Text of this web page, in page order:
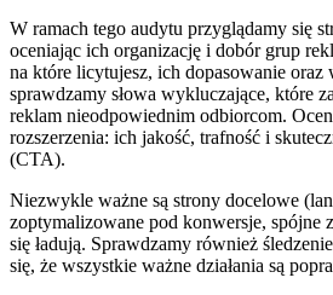
W ramach tego audytu przyglądamy się
oceniając ich organizację i dobór grup
na które licytujesz, ich dopasowanie
sprawdzamy słowa wykluczające, które
reklam nieodpowiednim odbiorcom.
rozszerzenia: ich jakość, trafność i
(CTA).
Niezwykle ważne są strony docelowe
zoptymalizowane pod konwersje, spójne
się ładują. Sprawdzamy również
się, że wszystkie ważne działania są